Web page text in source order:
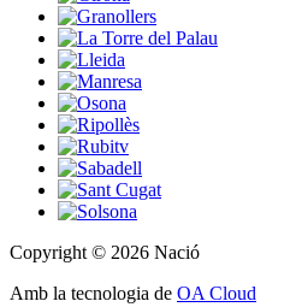
Copyright © 2026 Nació
Amb la tecnologia de OA Cloud